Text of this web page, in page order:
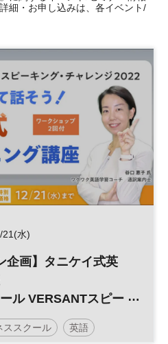
細・お申し込みは、各イベント/
21(水)
企画】タニケイ式英
ル VERSANTスピー
ススクール 英語